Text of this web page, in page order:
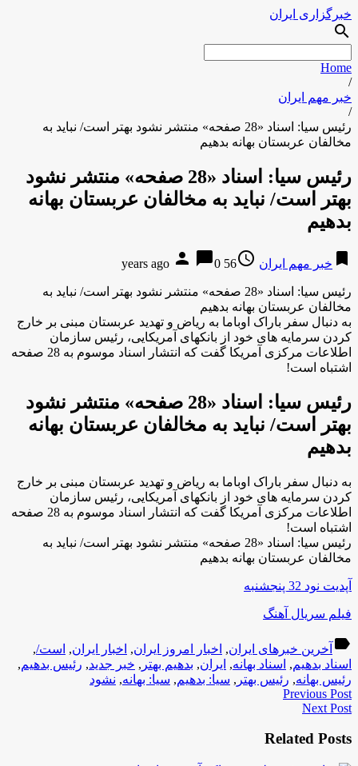
خبرگزاری ایران
search
Home
/
خبر مهم ایران
/
رئیس سیا: اسناد «28 صفحه» منتشر نشود بهتر است/ نباید به
مخالفان عربستان بهانه بدهیم
رئیس سیا: اسناد «28 صفحه» منتشر نشود
بهتر است/ نباید به مخالفان عربستان بهانه
بدهیم
bookmark خبر مهم ایران access_time
56 years ago
person chat_bubble0
رئیس سیا: اسناد «28 صفحه» منتشر نشود بهتر است/ نباید به
مخالفان عربستان بهانه بدهیم
به دنبال سفر باراک اوباما به ریاض و تهدید عربستان مبنی بر خارج
کردن سرمایه های خود از بانکهای آمریکایی، رئیس سازمان
اطلاعات مرکزی آمریکا گفت که انتشار اسناد موسوم به 28 صفحه
اشتباه است!
رئیس سیا: اسناد «28 صفحه» منتشر نشود
بهتر است/ نباید به مخالفان عربستان بهانه
بدهیم
به دنبال سفر باراک اوباما به ریاض و تهدید عربستان مبنی بر خارج
کردن سرمایه های خود از بانکهای آمریکایی، رئیس سازمان
اطلاعات مرکزی آمریکا گفت که انتشار اسناد موسوم به 28 صفحه
اشتباه است!
رئیس سیا: اسناد «28 صفحه» منتشر نشود بهتر است/ نباید به
مخالفان عربستان بهانه بدهیم
آپدیت نود 32 پنجشنبه
فیلم سریال آهنگ
label آخرین خبرهای ایران, اخبار امروز ایران, اخبار ایران, است/,
اسناد بدهیم, اسناد بهانه, ایران, بدهیم بهتر , خبر جدید, رئیس بدهیم,
رئیس بهانه, رئیس بهتر , سیا: بدهیم, سیا: بهانه, نشود
Previous Post
Next Post
Related Posts